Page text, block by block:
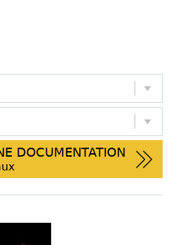
DOCUMENTATION